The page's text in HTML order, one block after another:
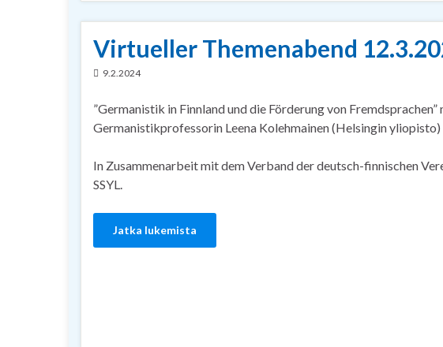
Virtueller Themenabend
9.2.2024
”Germanistik in Finnland und die Förderung von Fremdsprachen”
Germanistikprofessorin Leena Kolehmainen (Helsingin yliopisto)
In Zusammenarbeit mit dem Verband der deutsch-finnischen
SSYL.
Jatka lukemista